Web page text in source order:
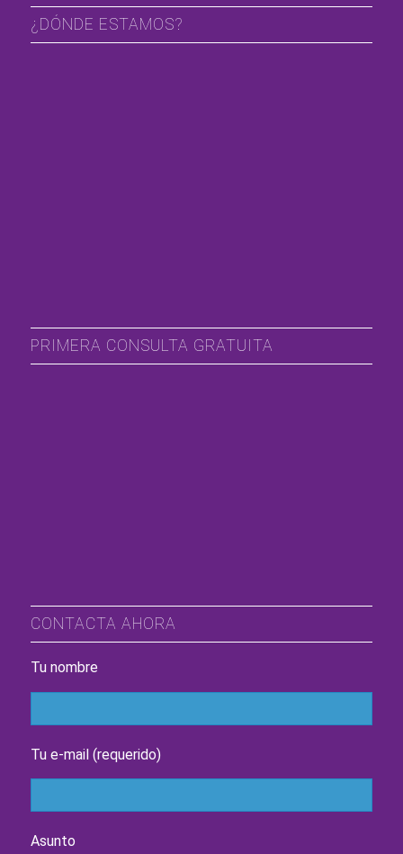
¿DÓNDE ESTAMOS?
PRIMERA CONSULTA GRATUITA
CONTACTA AHORA
Tu nombre
Tu e-mail (requerido)
Asunto